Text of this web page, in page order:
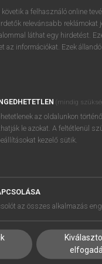
SÚGÓ
RÓLUNK
SÜTI BEÁLLÍTÁSOK
a felhasználó online
relevánsabb reklámokat
láthat egy hirdetést.
az információkat. Ezek
(mindig
az oldalunkon
le azokat. A feltétlenül
kezelő sütik.
az összes alkalmazás